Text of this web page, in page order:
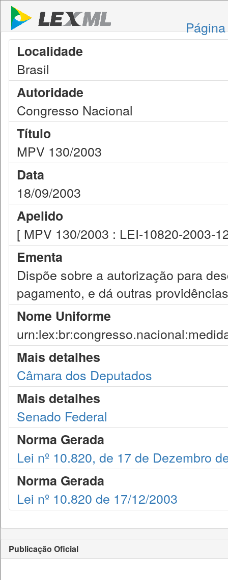
Localidade
Brasil
Autoridade
Congresso Nacional
Título
MPV 130/2003
Data
18/09/2003
Apelido
[ MPV 130/2003 : LEI-10820-2003-
Ementa
Dispõe sobre a autorização para
pagamento, e dá outras providências
Nome Uniforme
Mais detalhes
Câmara dos Deputados
Mais detalhes
Senado Federal
Norma Gerada
Lei nº 10.820, de 17 de Dezembro
Norma Gerada
Lei nº 10.820 de 17/12/2003
Publicação Oficial